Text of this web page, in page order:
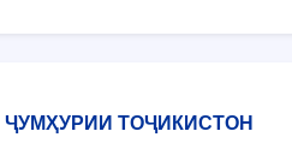
ТОҶИКИСТОН